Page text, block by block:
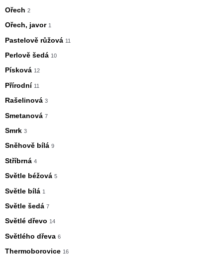
Ořech 2
Ořech, javor 1
Pastelově růžová 11
Perlově šedá 10
Písková 12
Přírodní 11
Rašelinová 3
Smetanová 7
Smrk 3
Sněhově bílá 9
Stříbrná 4
Světle béžová 5
Světle bílá 1
Světle šedá 7
Světlé dřevo 14
Světlého dřeva 6
Thermoborovice 16